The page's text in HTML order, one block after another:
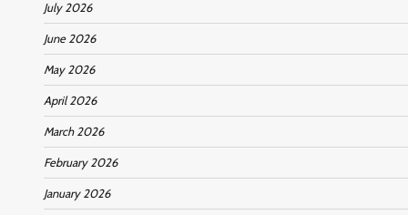
July 2026
June 2026
May 2026
April 2026
March 2026
February 2026
January 2026